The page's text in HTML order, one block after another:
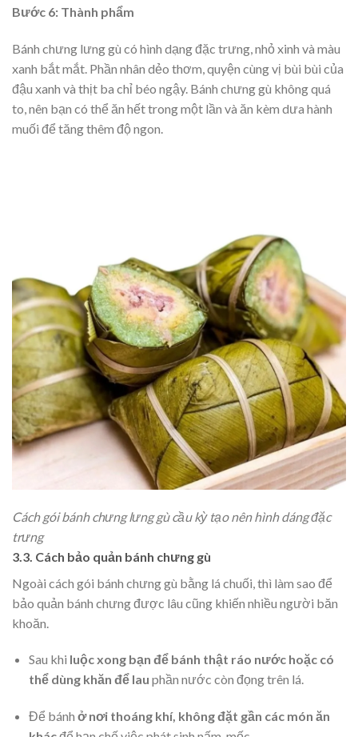
Bước 6: Thành phẩm
Bánh chưng lưng gù có hình dạng đặc trưng, nhỏ xinh và màu
xanh bắt mắt. Phần nhân dẻo thơm, quyện cùng vị bùi bùi của
đậu xanh và thịt ba chỉ béo ngậy. Bánh chưng gù không quá
to, nên bạn có thể ăn hết trong một lần và ăn kèm dưa hành
muối để tăng thêm độ ngon.
Cách gói bánh chưng lưng gù cầu kỳ tạo nên hình dáng đặc
trưng
3.3. Cách bảo quản bánh chưng gù
Ngoài cách gói bánh chưng gù bằng lá chuối, thì làm sao để
bảo quản bánh chưng được lâu cũng khiến nhiều người băn
khoăn.
Sau khi luộc xong bạn để bánh thật ráo nước hoặc có
thể dùng khăn để lau phần nước còn đọng trên lá.
Để bánh ở nơi thoáng khí, không đặt gần các món ăn